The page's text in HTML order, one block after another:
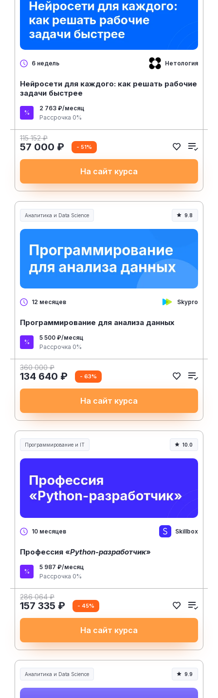
6 недель Нетология
Нейросети для каждого: как решать рабочие
задачи быстрее
2 763 ₽/месяц
Рассрочка 0%
115 152 ₽
57 000 ₽ - 51%
На сайт курса
Аналитика и Data Science 9.8
12 месяцев Skypro
Программирование для анализа данных
5 500 ₽/месяц
Рассрочка 0%
360 000 ₽
134 640 ₽ - 63%
На сайт курса
Программирование и IT 10.0
10 месяцев Skillbox
Профессия «Python-разработчик»
5 987 ₽/месяц
Рассрочка 0%
286 064 ₽
157 335 ₽ - 45%
На сайт курса
Аналитика и Data Science 9.9